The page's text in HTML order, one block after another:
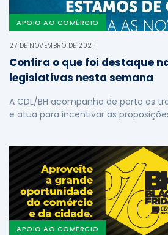
APOIO AO COMÉRCIO
27 DE NOVEMBRO DE 2021
Confira o que foi destaque
legislativas nesta semana
A CDL/BH acompanha de perto os
e atua para incentivar as
APOIO AO COMÉRCIO